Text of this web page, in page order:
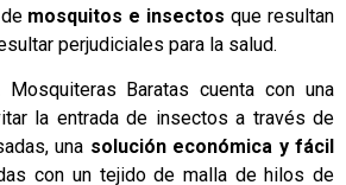
mosquitos e insectos que resultan
perjudiciales para la salud.
Mosquiteras Baratas cuenta con una
la entrada de insectos a través de
, una solución económica y fácil
con un tejido de malla de hilos de